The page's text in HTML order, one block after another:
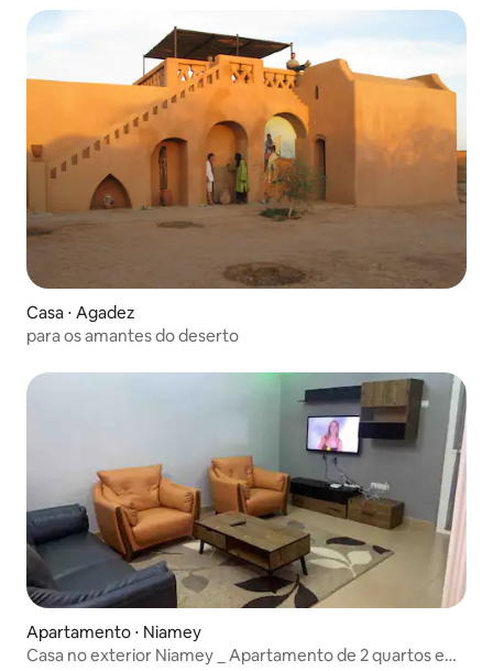
Casa ⋅ Agadez
para os amantes do deserto
Apartamento ⋅ Niamey
Casa no exterior Niamey _ Apartamento de 2 quartos e